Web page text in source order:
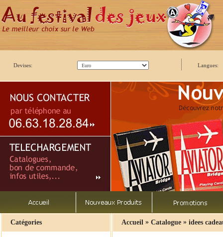
Devises: Langues:
Catégories Accueil » Catalogue » idees